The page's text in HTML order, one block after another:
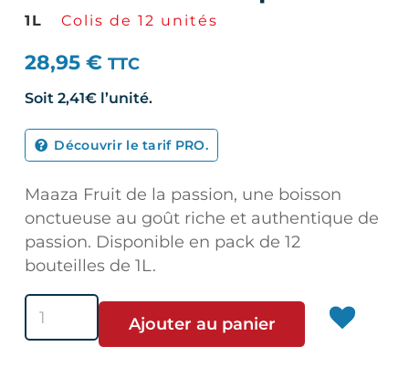
1L Colis de 12 unités
28,95 € TTC
Soit 2,41€l’unité.
Découvrir le tarif PRO.
Maaza Fruit de la passion, une boisson
onctueuse au goût riche et authentique de
passion. Disponible en pack de 12
bouteilles de 1L.
quantité
de
Ajouter au panier